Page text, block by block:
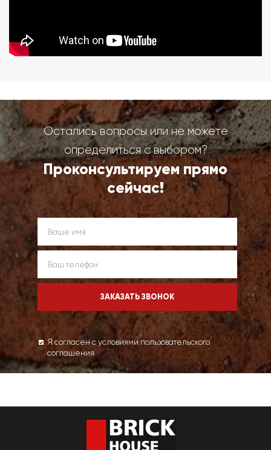
Остались вопросы или не можете
определиться с выбором?
Проконсультируем прямо
сейчас!
Я согласен с условиями пользовательского
соглашения